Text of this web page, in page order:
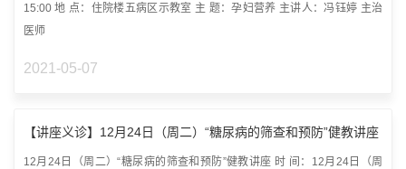
15:00 地 点：住院楼五病区示教室 主 题：孕妇营养 主讲人：冯钰婷 主治
医师
2021-05-07
【讲座义诊】12月24日（周二）“糖尿病的筛查和预防”健教讲座
12月24日（周二）“糖尿病的筛查和预防”健教讲座 时 间：12月24日（周